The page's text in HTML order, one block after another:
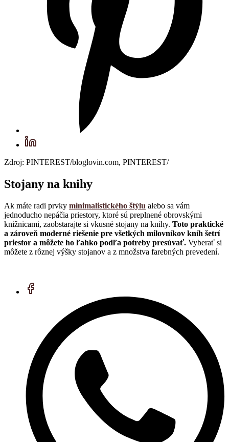
Zdroj: PINTEREST/bloglovin.com, PINTEREST/
Stojany na knihy
Ak máte radi prvky minimalistického štýlu alebo sa vám
jednoducho nepáčia priestory, ktoré sú preplnené obrovskými
knižnicami, zaobstarajte si vkusné stojany na knihy. Toto praktické
a zároveň moderné riešenie pre všetkých milovníkov kníh šetrí
priestor a môžete ho ľahko podľa potreby presúvať. Vyberať si
môžete z rôznej výšky stojanov a z množstva farebných prevedení.